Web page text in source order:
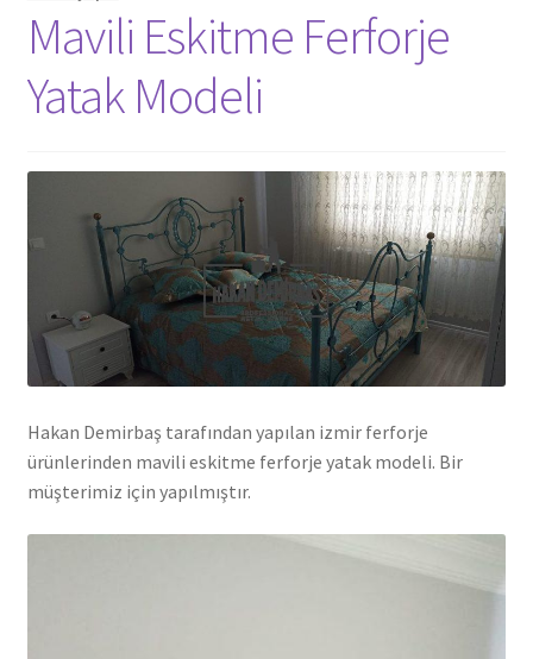
Mavili Eskitme Ferforje
Yatak Modeli
Hakan Demirbaş tarafından yapılan izmir ferforje
ürünlerinden mavili eskitme ferforje yatak modeli. Bir
müşterimiz için yapılmıştır.